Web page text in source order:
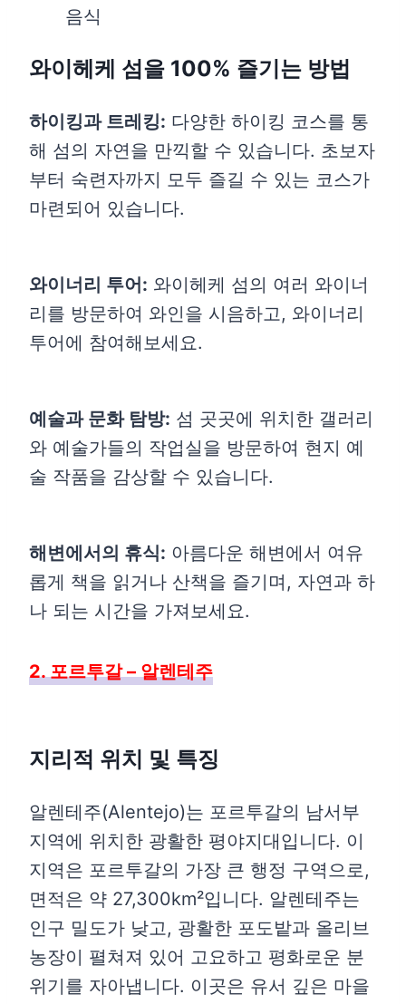
음식
와이헤케 섬을 100% 즐기는 방법
하이킹과 트레킹: 다양한 하이킹 코스를 통
해 섬의 자연을 만끽할 수 있습니다. 초보자
부터 숙련자까지 모두 즐길 수 있는 코스가
마련되어 있습니다.
와이너리 투어: 와이헤케 섬의 여러 와이너
리를 방문하여 와인을 시음하고, 와이너리
투어에 참여해보세요.
예술과 문화 탐방: 섬 곳곳에 위치한 갤러리
와 예술가들의 작업실을 방문하여 현지 예
술 작품을 감상할 수 있습니다.
해변에서의 휴식: 아름다운 해변에서 여유
롭게 책을 읽거나 산책을 즐기며, 자연과 하
나 되는 시간을 가져보세요.
2. 포르투갈 – 알렌테주
지리적 위치 및 특징
알렌테주(Alentejo)는 포르투갈의 남서부
지역에 위치한 광활한 평야지대입니다. 이
지역은 포르투갈의 가장 큰 행정 구역으로,
면적은 약 27,300km²입니다. 알렌테주는
인구 밀도가 낮고, 광활한 포도밭과 올리브
농장이 펼쳐져 있어 고요하고 평화로운 분
위기를 자아냅니다. 이곳은 유서 깊은 마을